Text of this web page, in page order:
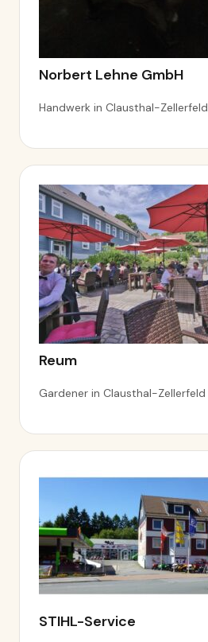
Norbert Lehne GmbH
Handwerk in Clausthal-Zellerfeld
Reum
Gardener in Clausthal-Zellerfeld
STIHL-Service